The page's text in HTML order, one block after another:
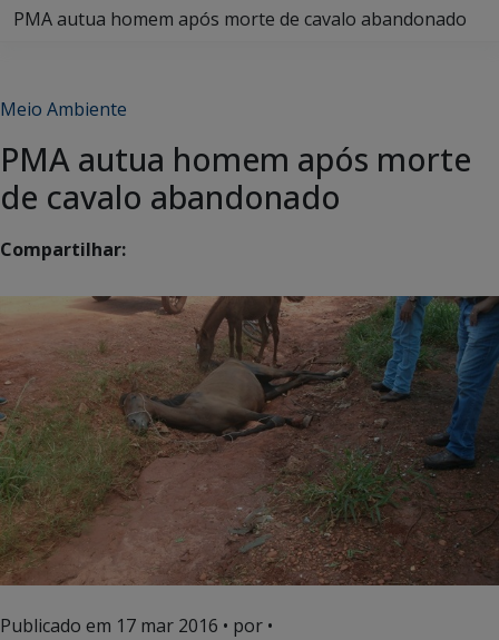
PMA autua homem após morte de cavalo abandonado
Meio Ambiente
PMA autua homem após morte
de cavalo abandonado
Compartilhar:
Publicado em 17 mar 2016 • por •